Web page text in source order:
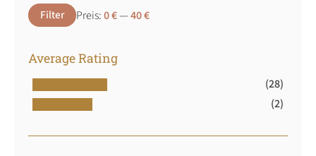
Min.
Preis
Max.
PreisFilter Preis:0 €—40 €
Average Rating
(28)
(2)